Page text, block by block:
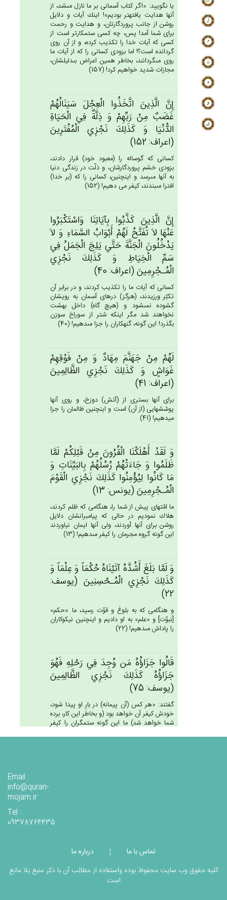
يا نگوييد: «اگر كتاب آسمانى بر ما نازل مى‏شد، از
آنها هدايت يافته‏تر بوديم»! اينك آيات و دلايل
روشن از جانب پروردگارتان، و هدايت و رحمت
براى شما آمد! پس، چه كسى ستمكارتر است از
كسى كه آيات خدا را تكذيب كرده، و از آن روى
گردانده است؟! اما بزودى كسانى را كه از آيات ما
روى مى‏گردانند، بخاطر همين اعراض بى‏دليلشان،
مجازات شديد خواهيم كرد! (157)
إِن‌َّ الَّذِين‌َ اتَّخَذُوا الْعِجْل‌َ سَيَنَالُهُم‌ْ
غَضَب‌ٌ مِنْ‌ رَبِّهِم‌ْ وَ ذِلَّة‌ٌ فِي‌ الْحَيَاة‌ِ
الدُّنْيَا وَ كَذَلِك‌َ نَجْزِي‌ الْمُفْتَرِين‌َ
(اعراف: 152)
كسانى كه گوساله را (معبود خود) قرار دادند،
بزودى خشم پروردگارشان، و ذلّت در زندگى دنيا
به آنها مى‏رسد و اينچنين، كسانى را كه (بر خدا)
افترا مى‏بندند، كيفر مى دهيم! (152)
إِن‌َّ الَّذِين‌َ كَذَّبُوا بِآيَاتِنَا وَاسْتَكْبَرُوا
عَنْهَا لاَ تُفَتَّح‌ُ لَهُم‌ْ أَبْوَاب‌ُ السَّمَاءِ وَ لاَ
يَدْخُلُون‌َ الْجَنَّة‌َ حَتَّي‌ يَلِج‌َ الْجَمَل‌ُ فِي‌
سَم‌ِّ الْخِيَاط‌ِ وَ كَذَلِك‌َ نَجْزِي‌
الْمُـجْرِمِين‌َ (اعراف: 40)
كسانى كه آيات ما را تكذيب كردند، و در برابر آن
تكبّر ورزيدند، (هرگز) درهاى آسمان به رويشان
گشوده نمى‏شود و (هيچ گاه) داخل بهشت
نخواهند شد مگر اينكه شتر از سوراخ سوزن
بگذرد! اين گونه، گنهكاران را جزا مى‏دهيم! (40)
لَهُمْ‌ مِنْ‌ جَهَنَّم‌َ مِهَادٌ وَ مِنْ‌ فَوْقِهِم‌ْ
غَوَاش‌ٍ وَ كَذَلِك‌َ نَجْزِي‌ الظَّالِمِين‌َ
(اعراف: 41)
براى آنها بسترى از (آتش) دوزخ، و روى آنها
پوششهايى (از آن) است و اينچنين ظالمان را جزا
ميدهيم! (41)
وَ لَقَدْ أَهْلَكْنَا الْقُرُون‌َ مِنْ‌ قَبْلِكُم‌ْ لَمَّا
ظَلَمُوا وَ جَاءَتْهُم‌ْ رُسُلُهُمْ‌ بِالبَيِّنَات‌ِ وَ
مَا كَانُوا لِيُؤْمِنُوا كَذَلِك‌َ نَجْزِي‌ الْقَوْم‌َ
الْمُـجْرِمِين‌َ (يونس: 13)
ما امّتهاى پيش از شما را، هنگامى كه ظلم كردند،
هلاك نموديم در حالى كه پيامبرانشان دلايل
روشن براى آنها آوردند، ولى آنها ايمان نياوردند
اين گونه گروه مجرمان را كيفر مى‏دهيم! (13)
وَ لَمَّا بَلَغ‌َ أَشُدَّه‌ُ آتَيْنَاه‌ُ حُكْمَاً وَ عِلْمَاً وَ
كَذَلِك‌َ نَجْزِي‌ الْمُـحْسِنِين‌َ (يوسف:
22)
و هنگامى كه به بلوغ و قوّت رسيد، ما «حكم»
[نبوّت‏] و «علم» به او داديم و اينچنين نيكوكاران
را پاداش مى‏دهيم! (22)
قَالُوا جَزَاؤُه‌ُ مَن‌ وُجِدَ فِي‌ رَحْلِه‌ِ فَهُوَ
جَزَاؤُه‌ُ كَذَلِك‌َ نَجْزِي‌ الظَّالِمِين‌َ
(يوسف: 75)
گفتند: «هر كس (آن پيمانه) در بارِ او پيدا شود،
خودش كيفر آن خواهد بود (و بخاطر اين كار، برده
شما خواهد شد) ما اين گونه ستمگران را كيفر
به آيات پروردگارش ايمان نياورد! و عذاب آخرت،
وَ مَنْ‌ يَقُل‌ْ مِنْهُم‌ْ إِنِّي‌ إِلَه‌ٌ مِنْ‌ دُونِه‌ِ
فَذَلِك‌َ نَجْزِيه‌ِ جَهَنَّم‌َ كَذَلِك‌َ نَجْزِي‌
الظَّالِمِين‌َ (انبياء: 29)
Email :
info@quran-
mojam.ir
Tel :
09378764435
تماس با ما ¦
درباره ما
کلیه حقوق وب سایت محفوظ بوده واستفاده از مطالب آن با ذکر منبع بلا مانع
است